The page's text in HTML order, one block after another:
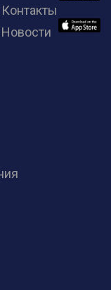
Контакты
Новости